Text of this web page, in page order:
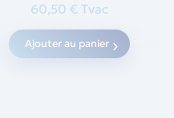
60,50 € Tvac
Ajouter au panier